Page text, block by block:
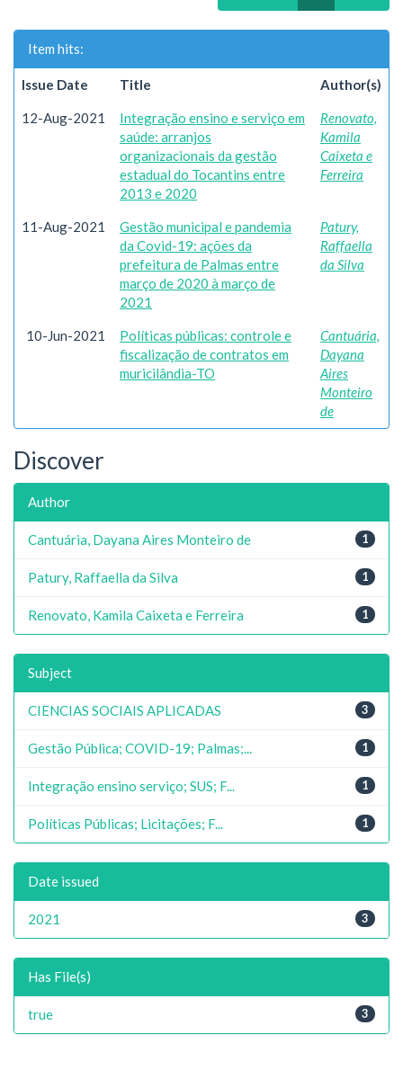
Item hits:
Issue Date Title Author(s)
12-Aug-2021
Integração ensino e serviço em
saúde: arranjos
organizacionais da gestão
estadual do Tocantins entre
2013 e 2020
Renovato,
Kamila
Caixeta e
Ferreira
11-Aug-2021
Gestão municipal e pandemia
da Covid-19: ações da
prefeitura de Palmas entre
março de 2020 à março de
2021
Patury,
Raffaella
da Silva
10-Jun-2021
Políticas públicas: controle e
fiscalização de contratos em
muricilândia-TO
Cantuária,
Dayana
Aires
Monteiro
de
Discover
Author
1
Cantuária, Dayana Aires Monteiro de
1
Patury, Raffaella da Silva
1
Renovato, Kamila Caixeta e Ferreira
Subject
3
CIENCIAS SOCIAIS APLICADAS
1
Gestão Pública; COVID-19; Palmas;...
1
Integração ensino serviço; SUS; F...
1
Políticas Públicas; Licitações; F...
Date issued
3
2021
Has File(s)
3
true